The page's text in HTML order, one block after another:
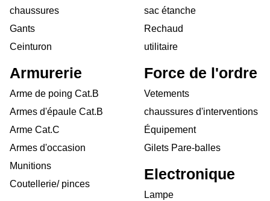
chaussures
Gants
Ceinturon
sac étanche
Rechaud
utilitaire
Armurerie
Arme de poing Cat.B
Armes d'épaule Cat.B
Arme Cat.C
Armes d'occasion
Munitions
Coutellerie/ pinces
Force de l'ordre
Vetements
chaussures d'interventions
Équipement
Gilets Pare-balles
Electronique
Lampe